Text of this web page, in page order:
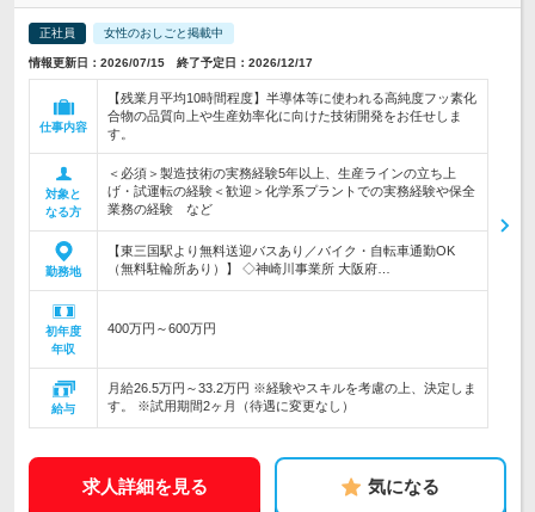
正社員 女性のおしごと掲載中
情報更新日：2026/07/15 終了予定日：2026/12/17
仕事内容
【残業月平均10時間程度】半導体等に使われる高純度フッ素化
合物の品質向上や生産効率化に向けた技術開発をお任せしま
す。
対象と
なる方
＜必須＞製造技術の実務経験5年以上、生産ラインの立ち上
げ・試運転の経験＜歓迎＞化学系プラントでの実務経験や保全
業務の経験 など
勤務地
【東三国駅より無料送迎バスあり／バイク・自転車通勤OK
（無料駐輪所あり）】 ◇神崎川事業所 大阪府…
初年度
年収
400万円～600万円
給与
月給26.5万円～33.2万円 ※経験やスキルを考慮の上、決定しま
す。 ※試用期間2ヶ月（待遇に変更なし）
求人詳細を見る 気になる